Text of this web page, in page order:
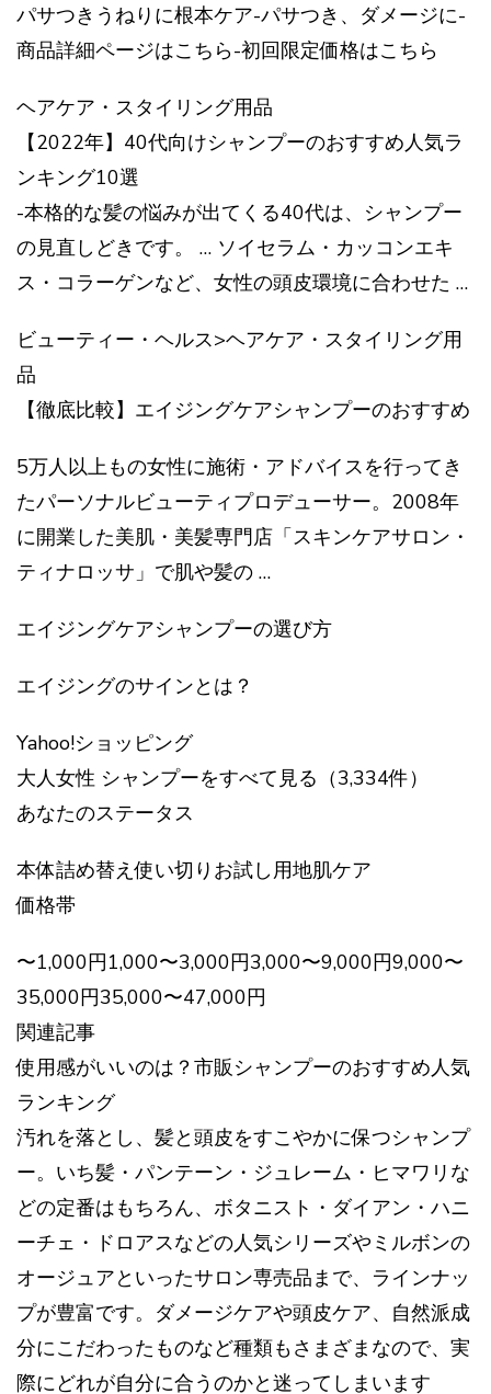
パサつきうねりに根本ケア-パサつき、ダメージに-
商品詳細ページはこちら-初回限定価格はこちら
ヘアケア・スタイリング用品
【2022年】40代向けシャンプーのおすすめ人気ラ
ンキング10選
-本格的な髪の悩みが出てくる40代は、シャンプー
の見直しどきです。 … ソイセラム・カッコンエキ
ス・コラーゲンなど、女性の頭皮環境に合わせた …
ビューティー・ヘルス>ヘアケア・スタイリング用
品
【徹底比較】エイジングケアシャンプーのおすすめ
5万人以上もの女性に施術・アドバイスを行ってき
たパーソナルビューティプロデューサー。2008年
に開業した美肌・美髪専門店「スキンケアサロン・
ティナロッサ」で肌や髪の …
エイジングケアシャンプーの選び方
エイジングのサインとは？
Yahoo!ショッピング
大人女性 シャンプーをすべて見る（3,334件）
あなたのステータス
本体詰め替え使い切りお試し用地肌ケア
価格帯
〜1,000円1,000〜3,000円3,000〜9,000円9,000〜
35,000円35,000〜47,000円
関連記事
使用感がいいのは？市販シャンプーのおすすめ人気
ランキング
汚れを落とし、髪と頭皮をすこやかに保つシャンプ
ー。いち髪・パンテーン・ジュレーム・ヒマワリな
どの定番はもちろん、ボタニスト・ダイアン・ハニ
ーチェ・ドロアスなどの人気シリーズやミルボンの
オージュアといったサロン専売品まで、ラインナッ
プが豊富です。ダメージケアや頭皮ケア、自然派成
分にこだわったものなど種類もさまざまなので、実
際にどれが自分に合うのかと迷ってしまいます